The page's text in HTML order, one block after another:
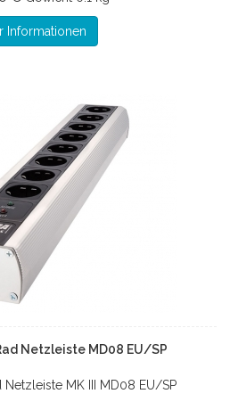
Informationen
Netzleiste MD08 EU/SP
Netzleiste MK III MD08 EU/SP